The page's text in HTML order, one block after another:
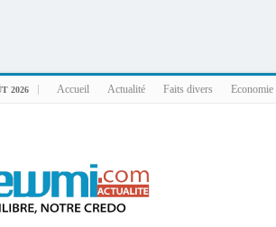
2026 Accueil Actualité Faits divers Economie